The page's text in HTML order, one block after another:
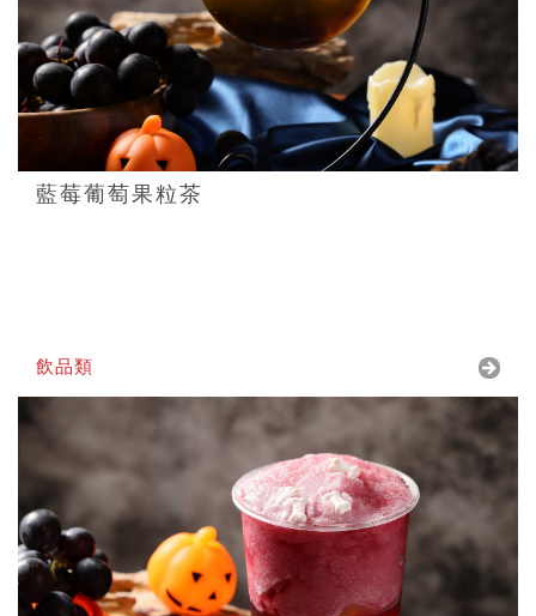
藍莓葡萄果粒茶
飲品類